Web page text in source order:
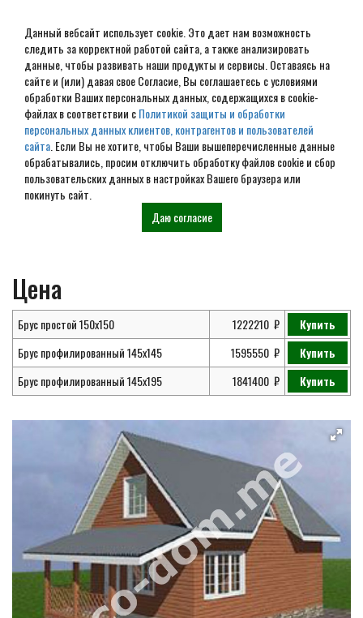
Данный вебсайт использует cookie. Это дает нам возможность
следить за корректной работой сайта, а также анализировать
данные, чтобы развивать наши продукты и сервисы. Оставаясь на
сайте и (или) давая свое Согласие, Вы соглашаетесь с условиями
обработки Ваших персональных данных, содержащихся в cookie-
файлах в соответствии сПолитикой защиты и обработки
персональных данных клиентов, контрагентов и пользователей
сайта . Если Вы не хотите, чтобы Ваши вышеперечисленные данные
обрабатывались, просим отключить обработку файлов cookie и сбор
пользовательских данных в настройках Вашего браузера или
покинуть сайт.
Даю согласие
Проект дома из бруса 6х11
№ ДБ-60
Главная Проекты
Дома из
Проект дома из бруса 6х11 № ДБ-60
Цена
Брус простой 150х150 1222210
Купить
Брус профилированный 145х145
1595550
Купить
Брус профилированный 145х195
1841400 Купить